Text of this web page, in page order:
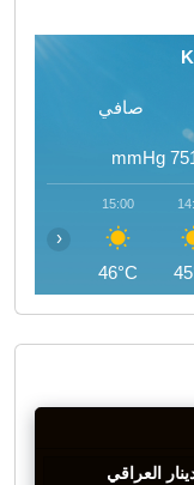
صافي
mmHg
15:00
46°C
‹